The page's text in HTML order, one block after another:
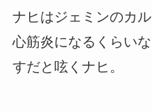
ナヒはジェミンのカル
心筋炎になるくらい
すだと呟くナヒ。